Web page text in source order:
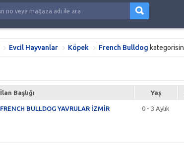
Evcil Hayvanlar Köpek French Bulldog
İlan Başlığı Yaş
FRENCH BULLDOG YAVRULAR İZMİR 0 - 3 Aylık